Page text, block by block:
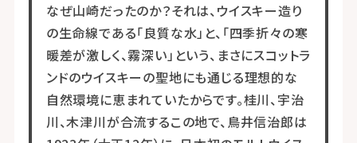
なぜ山崎だったのか？それは、ウイスキー造り
の生命線である「良質な水」と、「四季折々の寒
暖差が激しく、霧深い」という、まさにスコットラ
ンドのウイスキーの聖地にも通じる理想的な
自然環境に恵まれていたからです。桂川、宇治
川、木津川が合流するこの地で、鳥井信治郎は